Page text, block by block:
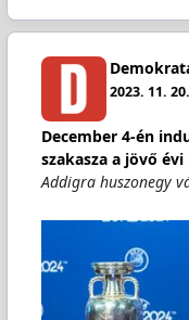
2023. 11.
December 4-én
szakasza a jövő
Addigra huszonegy